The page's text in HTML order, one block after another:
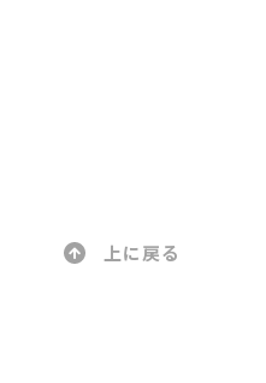
上に戻る